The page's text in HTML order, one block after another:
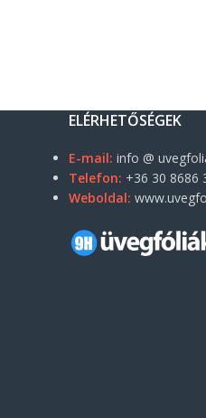
ELÉRHETŐSÉGEK
E-mail: info @
Telefon: +36 30 8686
Weboldal: